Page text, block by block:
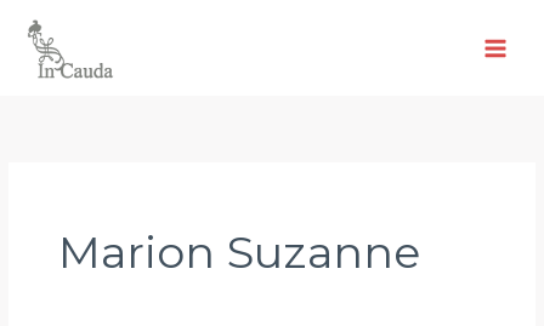
contenu
Marion Suzanne